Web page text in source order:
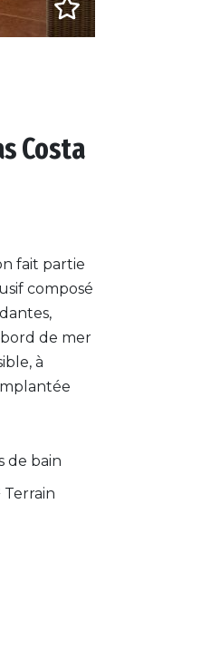
Costa
fait partie
composé
de mer
à
de bain
Terrain